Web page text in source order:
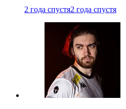
2 года спустя2 года спустя